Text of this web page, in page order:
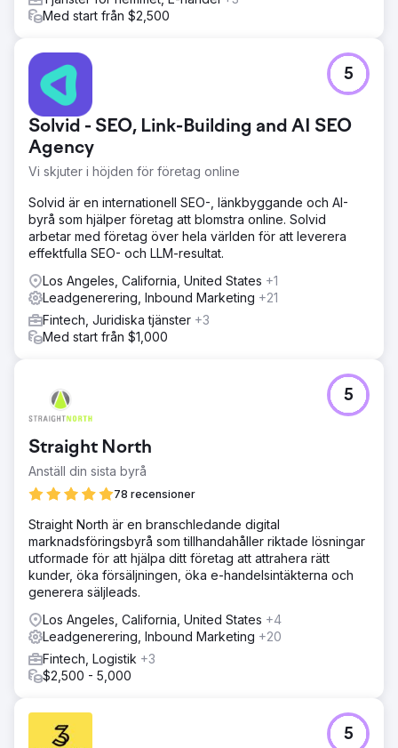
Med start från $2,500
Solvid - SEO, Link-Building and AI SEO
Agency
Vi skjuter i höjden för företag online
5
Solvid är en internationell SEO-, länkbyggande och AI-
byrå som hjälper företag att blomstra online. Solvid
arbetar med företag över hela världen för att leverera
effektfulla SEO- och LLM-resultat.
Los Angeles, California, United States +1
Leadgenerering, Inbound Marketing +21
Fintech, Juridiska tjänster +3
Med start från $1,000
Straight North
Anställ din sista byrå
78 recensioner
5
Straight North är en branschledande digital
marknadsföringsbyrå som tillhandahåller riktade lösningar
utformade för att hjälpa ditt företag att attrahera rätt
kunder, öka försäljningen, öka e-handelsintäkterna och
generera säljleads.
Los Angeles, California, United States +4
Leadgenerering, Inbound Marketing +20
Fintech, Logistik +3
$2,500 - 5,000
5